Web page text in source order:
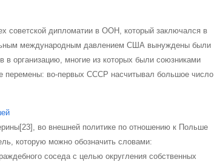
советской дипломатии в ООН, который заключался в
международным давлением США вынуждены были
в организацию, многие из которых были союзниками
во-первых СССР насчитывал большое число
во внешней политике по отношению к Польше
которую можно обозначить словами:
соседа с целью округления собственных